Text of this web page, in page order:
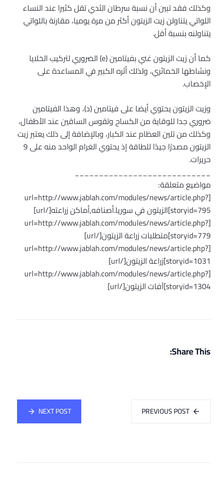
وكذلك فقد تبين أن نسبة سرطان الثدي تقل كثيرا عند النساء
اللواتي يتناولن زيت الزيتون أكثر من مرة يوميا، مقارنة باللواتي
يتناولنه بنسبة أقل.
كما أن زيت الزيتون غني بفيتامين (e) الضروري لتركيب الخلايا
ونشاطها الخمائري، ولذلك أثره الكبير في المساعدة على
الإخصاب.
وزيت الزيتون يحتوي أيضا على فيتامين (د)، وهذا الفيتامين
ضروري جدا للوقاية من الكساح وتقوس الساقين عند الأطفال،
وكذلك من تلين العظام عند الكبار، وبالإضافة إلى ذلك يعتبر زيت
الزيتون مصدرًا جيدًا للطاقة إذ يحتوي الغرام الواحد منه على 9
حريرات.
____________________________
مواضيع متعلقة:
[url=http://www.jablah.com/modules/news/article.php?
storyid=795]الزيتون في سوريا.أصنافه,أماكن زراعته[/url]
[url=http://www.jablah.com/modules/news/article.php?
storyid=779]متطلبات زراعة الزيتون[/url]
[url=http://www.jablah.com/modules/news/article.php?
storyid=1031]زراعة الزيتون[/url]
[url=http://www.jablah.com/modules/news/article.php?
storyid=1304]آفات الزيتون[/url]
Share This:
PREVIOUS POST
NEXT POST